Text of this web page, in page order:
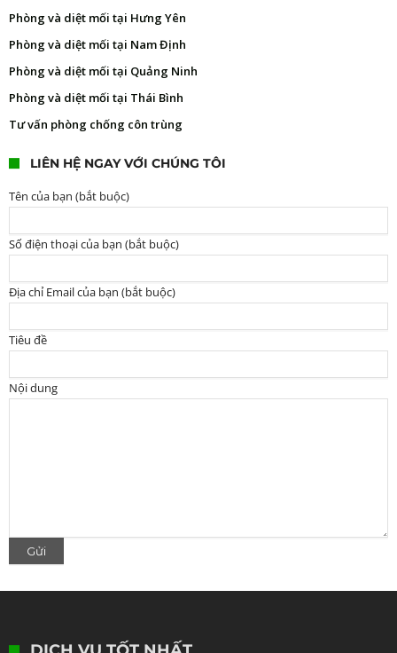
Phòng và diệt mối tại Hưng Yên
Phòng và diệt mối tại Nam Định
Phòng và diệt mối tại Quảng Ninh
Phòng và diệt mối tại Thái Bình
Tư vấn phòng chống côn trùng
LIÊN HỆ NGAY VỚI CHÚNG TÔI
Tên của bạn (bắt buộc)
Số điện thoại của bạn (bắt buộc)
Địa chỉ Email của bạn (bắt buộc)
Tiêu đề
Nội dung